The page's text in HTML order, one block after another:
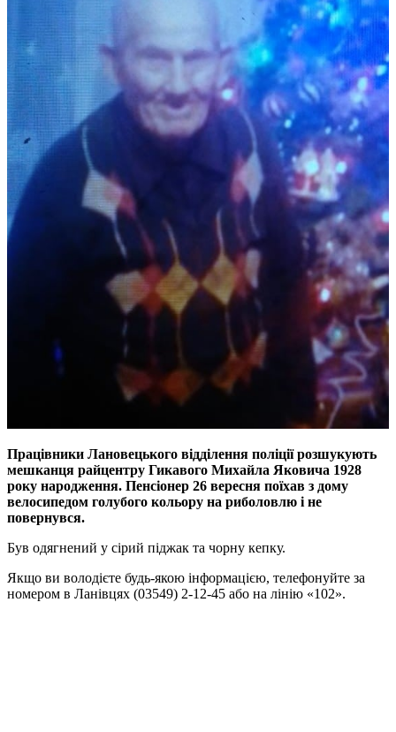
Працівники Лановецького відділення поліції розшукують
мешканця райцентру Гикавого Михайла Яковича 1928
року народження. Пенсіонер 26 вересня поїхав з дому
велосипедом голубого кольору на риболовлю і не
повернувся.
Був одягнений у сірий піджак та чорну кепку.
Якщо ви володієте будь-якою інформацією, телефонуйте за
номером в Ланівцях (03549) 2-12-45 або на лінію «102».